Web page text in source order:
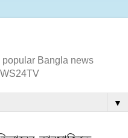
Bangla news
▼